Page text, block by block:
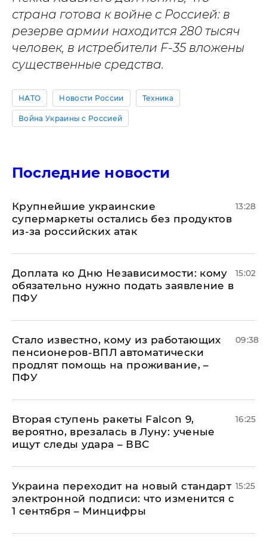
страна готова к войне с Россией: в
резерве армии находится 280 тысяч
человек, в истребители F-35 вложены
существенные средства.
НАТО Новости России Техника
Война Украины с Россией
Последние новости
Крупнейшие украинские
супермаркеты остались без продуктов
из-за российских атак
13:28
Доплата ко Дню Независимости: кому
обязательно нужно подать заявление в
ПФУ
15:02
Стало известно, кому из работающих
пенсионеров-ВПЛ автоматически
продлят помощь на проживание, –
ПФУ
09:38
Вторая ступень ракеты Falcon 9,
вероятно, врезалась в Луну: ученые
ищут следы удара – ВВС
16:25
Украина переходит на новый стандарт
электронной подписи: что изменится с
1 сентября – Минцифры
15:25